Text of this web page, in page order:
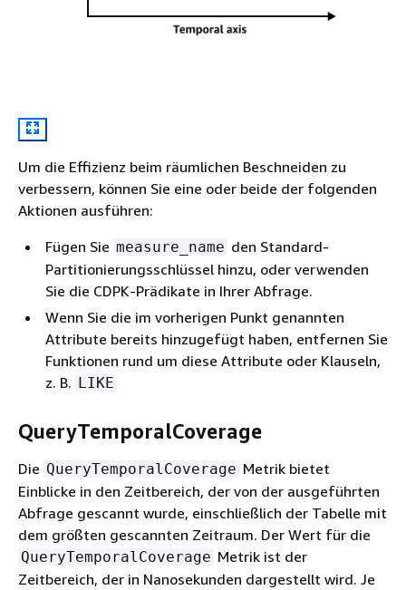
Um die Effizienz beim räumlichen Beschneiden zu
verbessern, können Sie eine oder beide der folgenden
Aktionen ausführen:
Fügen Sie measure_name den Standard-
Partitionierungsschlüssel hinzu, oder verwenden
Sie die CDPK-Prädikate in Ihrer Abfrage.
Wenn Sie die im vorherigen Punkt genannten
Attribute bereits hinzugefügt haben, entfernen Sie
Funktionen rund um diese Attribute oder Klauseln,
z. B. LIKE
QueryTemporalCoverage
Die QueryTemporalCoverage Metrik bietet
Einblicke in den Zeitbereich, der von der ausgeführten
Abfrage gescannt wurde, einschließlich der Tabelle mit
dem größten gescannten Zeitraum. Der Wert für die
QueryTemporalCoverage Metrik ist der
Zeitbereich, der in Nanosekunden dargestellt wird. Je